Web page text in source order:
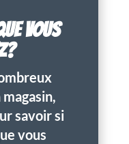
VOUS
savoir si
vous